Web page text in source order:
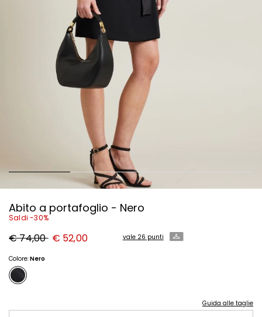
Abito a portafoglio - Nero
Saldi -30%
Prezzo
originale
74,00
€ 74,00 Nuovo
prezzo
€ 52,00 vale 26 punti
Colore:Nero
Guida alle taglie